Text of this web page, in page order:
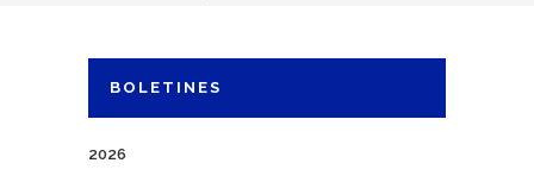
BOLETINES
2026